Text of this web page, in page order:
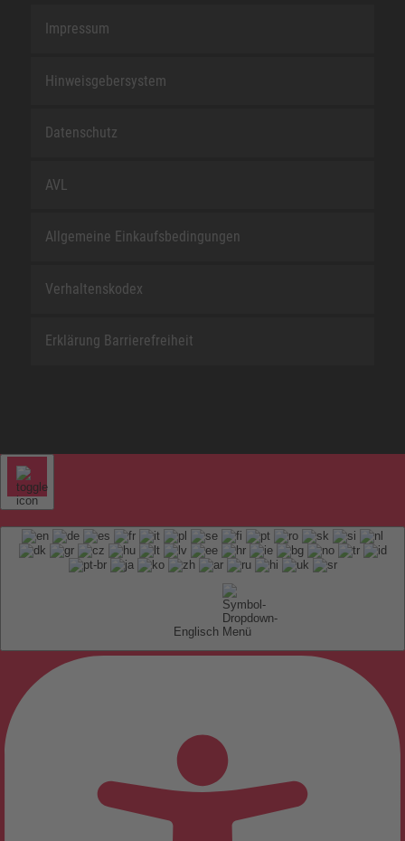
Impressum
Hinweisgebersystem
Datenschutz
AVL
Allgemeine Einkaufsbedingungen
Verhaltenskodex
Erklärung Barrierefreiheit
Englisch